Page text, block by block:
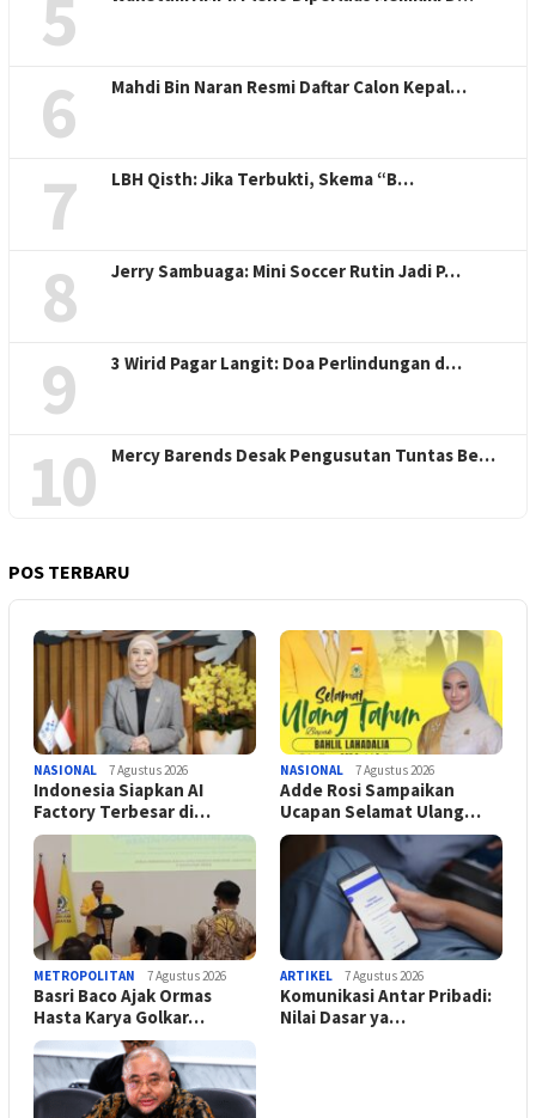
5
6 Mahdi Bin Naran Resmi Daftar Calon Kepal…
7 LBH Qisth: Jika Terbukti, Skema “B…
8 Jerry Sambuaga: Mini Soccer Rutin Jadi P…
9 3 Wirid Pagar Langit: Doa Perlindungan d…
10 Mercy Barends Desak Pengusutan Tuntas Be…
POS TERBARU
NASIONAL 7 Agustus 2026
Indonesia Siapkan AI
Factory Terbesar di…
NASIONAL 7 Agustus 2026
Adde Rosi Sampaikan
Ucapan Selamat Ulang…
METROPOLITAN 7 Agustus 2026
Basri Baco Ajak Ormas
Hasta Karya Golkar…
ARTIKEL 7 Agustus 2026
Komunikasi Antar Pribadi:
Nilai Dasar ya…